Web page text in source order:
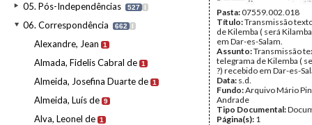
05. Pós-Independências 527 I
06. Correspondência 662 I
Alexandre, Jean 1
Almada, Fidelis Cabral de 1
Almeida, Josefina Duarte de 1
Almeida, Luís de 9
Alva, Leonel de 1
Pasta:07559.002.018
Título:Transmissão
de Kilemba ( será
em Dar-es-Salam.
Assunto:Transmissão
telegrama de Kilemba (
?) recebido em Dar-es-
Data: s.d.
Fundo:Arquivo Mário
Andrade
Tipo Documental:
Página(s): 1